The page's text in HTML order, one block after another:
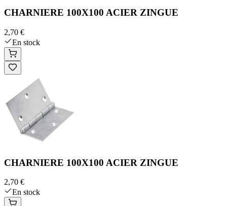
CHARNIERE 100X100 ACIER ZINGUE
2,70 €
En stock
CHARNIERE 100X100 ACIER ZINGUE
2,70 €
En stock